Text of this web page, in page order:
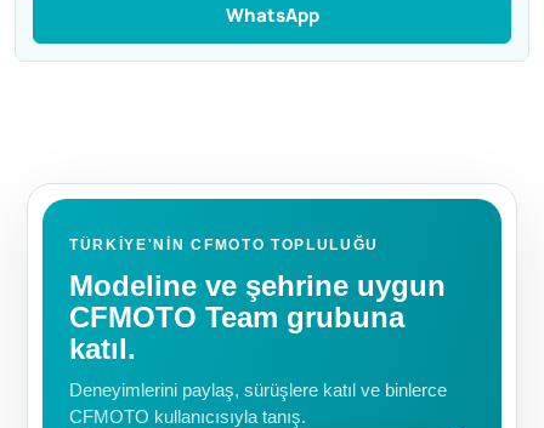
WhatsApp
TÜRKIYE'NIN CFMOTO TOPLULUĞU
Modeline ve şehrine uygun
CFMOTO Team grubuna
katıl.
Deneyimlerini paylaş, sürüşlere katıl ve binlerce
CFMOTO kullanıcısıyla tanış.